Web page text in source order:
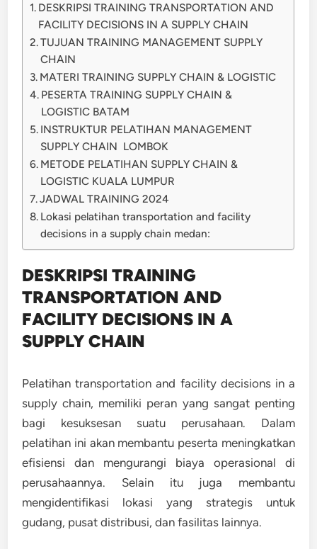
DESKRIPSI TRAINING TRANSPORTATION AND
FACILITY DECISIONS IN A SUPPLY CHAIN
TUJUAN TRAINING MANAGEMENT SUPPLY
CHAIN
MATERI TRAINING SUPPLY CHAIN & LOGISTIC
PESERTA TRAINING SUPPLY CHAIN &
LOGISTIC BATAM
INSTRUKTUR PELATIHAN MANAGEMENT
SUPPLY CHAIN LOMBOK
METODE PELATIHAN SUPPLY CHAIN &
LOGISTIC KUALA LUMPUR
JADWAL TRAINING 2024
Lokasi pelatihan transportation and facility
decisions in a supply chain medan:
DESKRIPSI TRAINING
TRANSPORTATION AND
FACILITY DECISIONS IN A
SUPPLY CHAIN
Pelatihan transportation and facility decisions in a
supply chain, memiliki peran yang sangat penting
bagi kesuksesan suatu perusahaan. Dalam
pelatihan ini akan membantu peserta meningkatkan
efisiensi dan mengurangi biaya operasional di
perusahaannya. Selain itu juga membantu
mengidentifikasi lokasi yang strategis untuk
gudang, pusat distribusi, dan fasilitas lainnya.